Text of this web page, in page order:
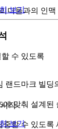
더들과의 인맥
보기
수 있도록
랜드마크 빌딩
에 맞춰 설계된
중할 수 있도록
작
보기